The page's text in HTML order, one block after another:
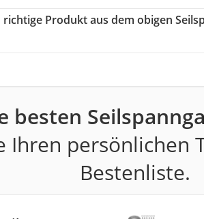
richtige Produkt aus dem obigen
besten
Ihren persönlichen
Bestenliste.